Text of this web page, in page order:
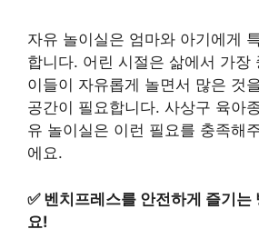
자유 놀이실은 엄마와 아기에게
합니다. 어린 시절은 삶에서 가장
이들이 자유롭게 놀면서 많은 것
공간이 필요합니다. 사상구 육아
유 놀이실은 이런 필요를 충족해
에요.
✅ 벤치프레스를 안전하게 즐기는
요!